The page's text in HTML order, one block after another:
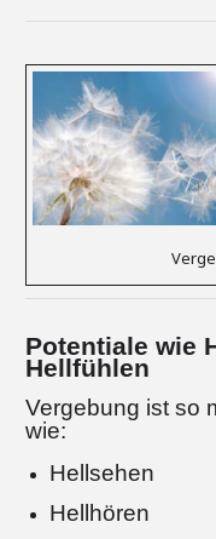
Potentiale wie
Hellfühlen
Vergebung ist so
wie:
Hellsehen
Hellhören